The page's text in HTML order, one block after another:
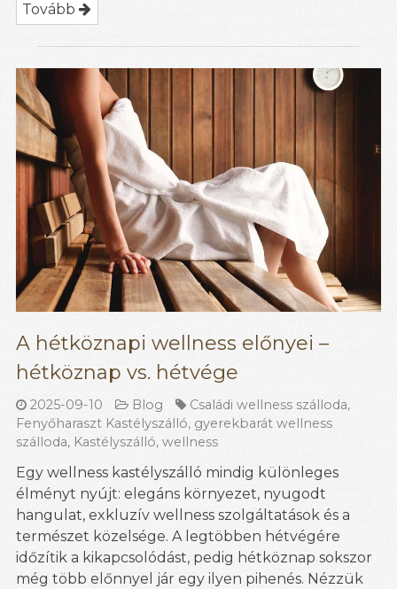
Tovább
A hétköznapi wellness előnyei –
hétköznap vs. hétvége
2025-09-10 Blog Családi wellness szálloda,
Fenyőharaszt Kastélyszálló, gyerekbarát wellness
szálloda, Kastélyszálló, wellness
Egy wellness kastélyszálló mindig különleges
élményt nyújt: elegáns környezet, nyugodt
hangulat, exkluzív wellness szolgáltatások és a
természet közelsége. A legtöbben hétvégére
időzítik a kikapcsolódást, pedig hétköznap sokszor
még több előnnyel jár egy ilyen pihenés. Nézzük